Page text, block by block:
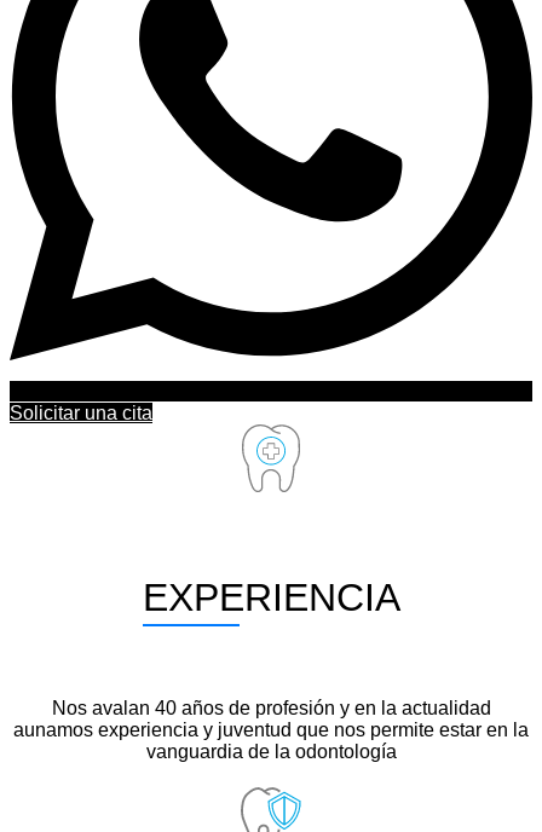
Solicitar una cita
EXPERIENCIA
Nos avalan 40 años de profesión y en la actualidad
aunamos experiencia y juventud que nos permite estar en la
vanguardia de la odontología